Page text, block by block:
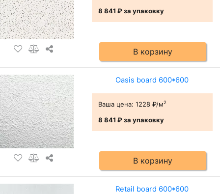
8 841 ₽за упаковку
В корзину
Oasis board 600*600
Ваша цена: 1228 ₽/м2
8 841 ₽за упаковку
В корзину
Retail board 600*600